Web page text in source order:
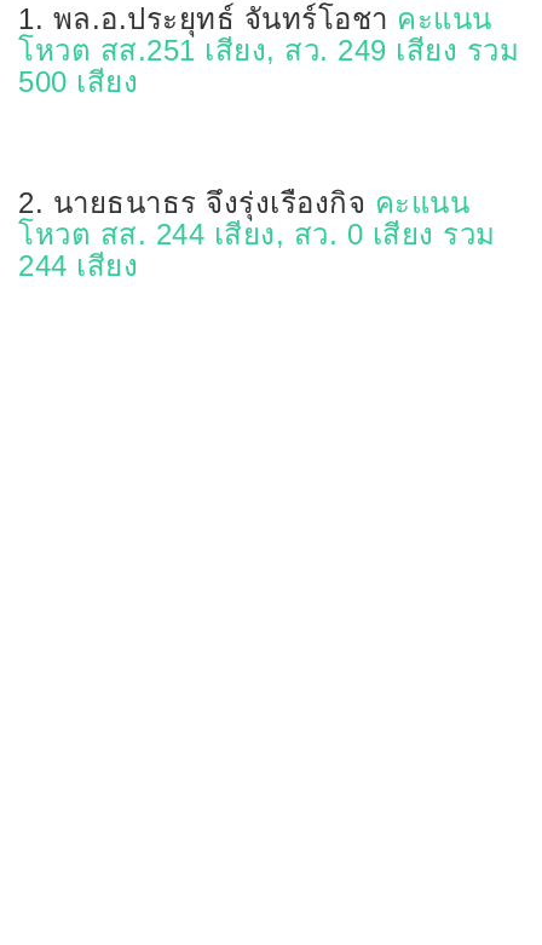
1. พล.อ.ประยุทธ์ จันทร์โอชา คะแนน
โหวต สส.251 เสียง, สว. 249 เสียง รวม
500 เสียง
2. นายธนาธร จึงรุ่งเรืองกิจ คะแนน
โหวต สส. 244 เสียง, สว. 0 เสียง รวม
244 เสียง